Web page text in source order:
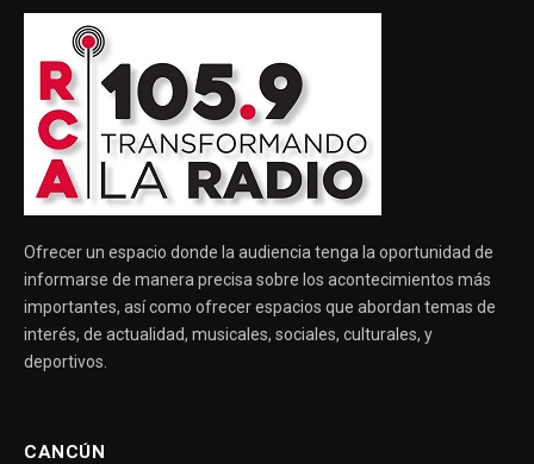
Ofrecer un espacio donde la audiencia tenga la oportunidad de
informarse de manera precisa sobre los acontecimientos más
importantes, así como ofrecer espacios que abordan temas de
interés, de actualidad, musicales, sociales, culturales, y
deportivos.
CANCÚN